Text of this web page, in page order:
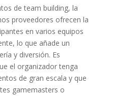
de team building, la
proveedores ofrecen la
en varios equipos
lo que añade un
y diversión. Es
el organizador tenga
de gran escala y que
gamemasters o